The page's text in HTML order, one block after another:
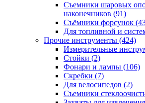
Съемники шаровых
наконечников (91)
Съёмники форсунок
Для топливной и
Прочие инструменты (424)
Измерительные
Стойки (2)
Фонари и лампы (106)
Скребки (7)
Для велосипедов (2)
Съемники